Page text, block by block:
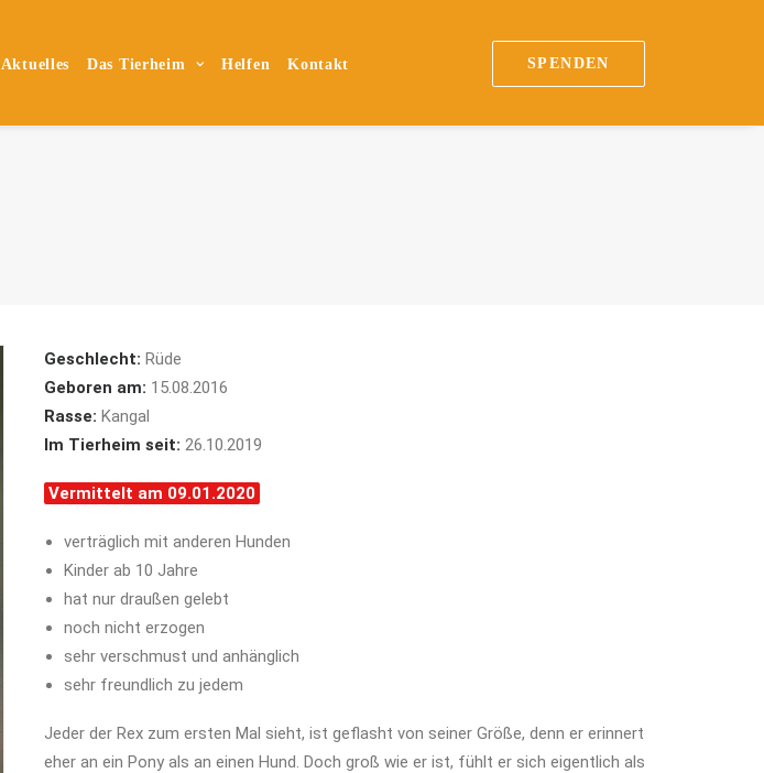
Aktuelles Das Tierheim Helfen Kontakt SPENDEN
Geschlecht: Rüde
Geboren am: 15.08.2016
Rasse: Kangal
Im Tierheim seit: 26.10.2019
Vermittelt am 09.01.2020
verträglich mit anderen Hunden
Kinder ab 10 Jahre
hat nur draußen gelebt
noch nicht erzogen
sehr verschmust und anhänglich
sehr freundlich zu jedem
Jeder der Rex zum ersten Mal sieht, ist geflasht von seiner Größe, denn er erinnert
eher an ein Pony als an einen Hund. Doch groß wie er ist, fühlt er sich eigentlich als